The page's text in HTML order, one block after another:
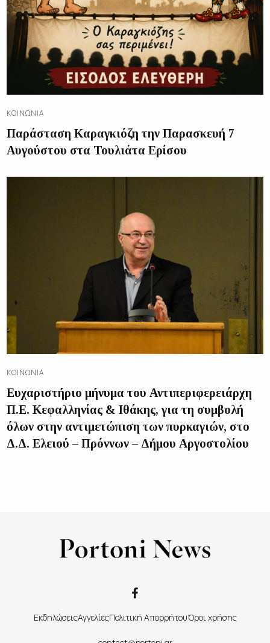
ΚΟΙΝΩΝΊΑ
Παράσταση Καραγκιόζη την Παρασκευή 7
Αυγούστου στα Τουλιάτα Ερίσου
ΚΟΙΝΩΝΊΑ
Ευχαριστήριο μήνυμα του Αντιπεριφερειάρχη
Π.Ε. Κεφαλληνίας & Ιθάκης, για τη συμβολή
όλων στην αντιμετώπιση των πυρκαγιών, στο
Δ.Δ. Ελειού – Πρόννων – Δήμου Αργοστολίου
ΕκδηλώσειςΑγγελίεςΠολιτική ΑπορρήτουΌροι χρήσης